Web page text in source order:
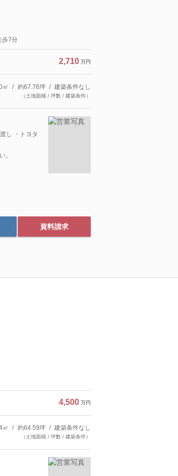
歩7分
2,710 万円
㎡ 約67.76坪 建築条件なし
（土地面積 / 坪数 / 建築条件）
し ・トヨタ
。
資料請求
4,500 万円
㎡ 約64.59坪 建築条件なし
（土地面積 / 坪数 / 建築条件）